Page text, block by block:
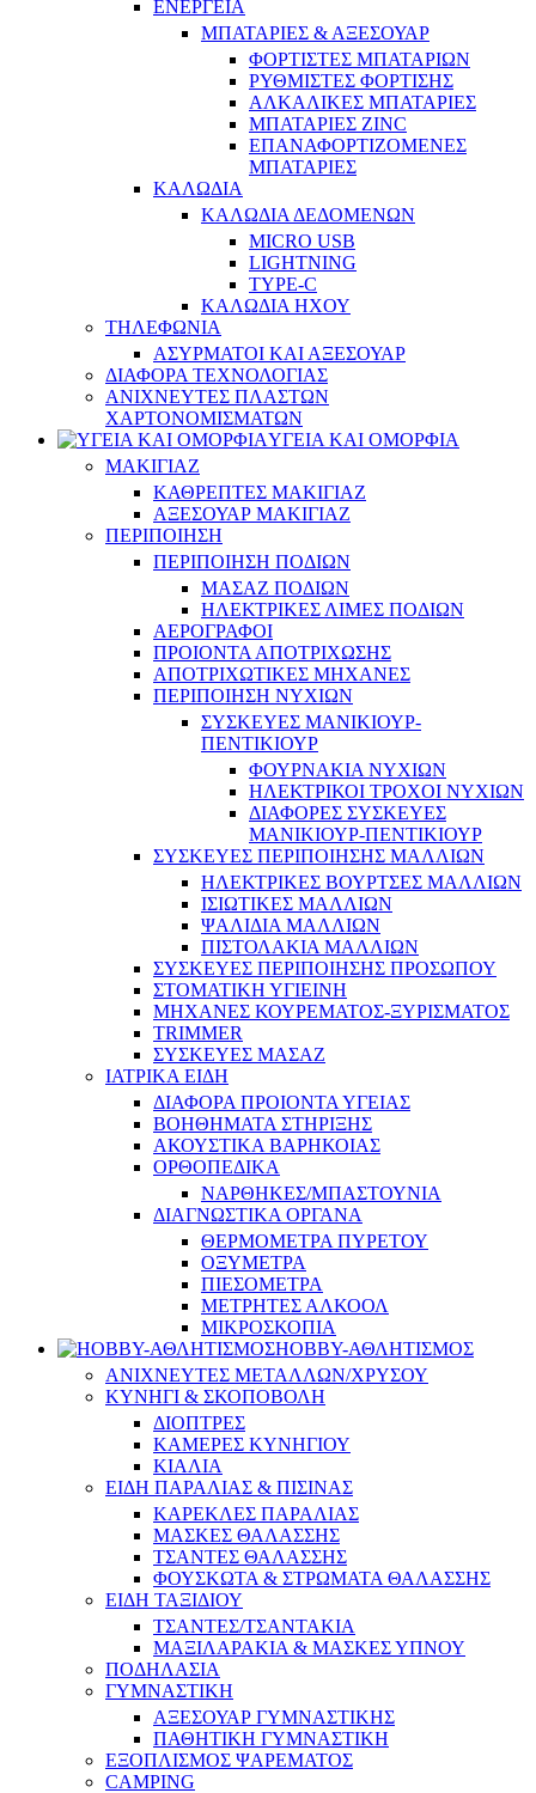
ΕΝΕΡΓΕΙΑ
ΜΠΑΤΑΡΙΕΣ & ΑΞΕΣΟΥΑΡ
ΦΟΡΤΙΣΤΕΣ ΜΠΑΤΑΡΙΩΝ
ΡΥΘΜΙΣΤΕΣ ΦΟΡΤΙΣΗΣ
ΑΛΚΑΛΙΚΕΣ ΜΠΑΤΑΡΙΕΣ
ΜΠΑΤΑΡΙΕΣ ZINC
ΕΠΑΝΑΦΟΡΤΙΖΟΜΕΝΕΣ
ΜΠΑΤΑΡΙΕΣ
ΚΑΛΩΔΙΑ
ΚΑΛΩΔΙΑ ΔΕΔΟΜΕΝΩΝ
MICRO USB
LIGHTNING
TYPE-C
ΚΑΛΩΔΙΑ ΗΧΟΥ
ΤΗΛΕΦΩΝΙΑ
ΑΣΥΡΜΑΤΟΙ ΚΑΙ ΑΞΕΣΟΥΑΡ
ΔΙΑΦΟΡΑ ΤΕΧΝΟΛΟΓΙΑΣ
ΑΝΙΧΝΕΥΤΕΣ ΠΛΑΣΤΩΝ
ΧΑΡΤΟΝΟΜΙΣΜΑΤΩΝ
ΥΓΕΙΑ ΚΑΙ ΟΜΟΡΦΙΑ
ΜΑΚΙΓΙΑΖ
ΚΑΘΡΕΠΤΕΣ ΜΑΚΙΓΙΑΖ
ΑΞΕΣΟΥΑΡ ΜΑΚΙΓΙΑΖ
ΠΕΡΙΠΟΙΗΣΗ
ΠΕΡΙΠΟΙΗΣΗ ΠΟΔΙΩΝ
ΜΑΣΑΖ ΠΟΔΙΩΝ
ΗΛΕΚΤΡΙΚΕΣ ΛΙΜΕΣ ΠΟΔΙΩΝ
ΑΕΡΟΓΡΑΦΟΙ
ΠΡΟΙΟΝΤΑ ΑΠΟΤΡΙΧΩΣΗΣ
ΑΠΟΤΡΙΧΩΤΙΚΕΣ ΜΗΧΑΝΕΣ
ΠΕΡΙΠΟΙΗΣΗ ΝΥΧΙΩΝ
ΣΥΣΚΕΥΕΣ ΜΑΝΙΚΙΟΥΡ-
ΠΕΝΤΙΚΙΟΥΡ
ΦΟΥΡΝΑΚΙΑ ΝΥΧΙΩΝ
ΗΛΕΚΤΡΙΚΟΙ ΤΡΟΧΟΙ ΝΥΧΙΩΝ
ΔΙΑΦΟΡΕΣ ΣΥΣΚΕΥΕΣ
ΜΑΝΙΚΙΟΥΡ-ΠΕΝΤΙΚΙΟΥΡ
ΣΥΣΚΕΥΕΣ ΠΕΡΙΠΟΙΗΣΗΣ ΜΑΛΛΙΩΝ
ΗΛΕΚΤΡΙΚΕΣ ΒΟΥΡΤΣΕΣ ΜΑΛΛΙΩΝ
ΙΣΙΩΤΙΚΕΣ ΜΑΛΛΙΩΝ
ΨΑΛΙΔΙΑ ΜΑΛΛΙΩΝ
ΠΙΣΤΟΛΑΚΙΑ ΜΑΛΛΙΩΝ
ΣΥΣΚΕΥΕΣ ΠΕΡΙΠΟΙΗΣΗΣ ΠΡΟΣΩΠΟΥ
ΣΤΟΜΑΤΙΚΗ ΥΓΙΕΙΝΗ
ΜΗΧΑΝΕΣ ΚΟΥΡΕΜΑΤΟΣ-ΞΥΡΙΣΜΑΤΟΣ
TRIMMER
ΣΥΣΚΕΥΕΣ ΜΑΣΑΖ
ΙΑΤΡΙΚΑ ΕΙΔΗ
ΔΙΑΦΟΡΑ ΠΡΟΙΟΝΤΑ ΥΓΕΙΑΣ
ΒΟΗΘΗΜΑΤΑ ΣΤΗΡΙΞΗΣ
ΑΚΟΥΣΤΙΚΑ ΒΑΡΗΚΟΙΑΣ
ΟΡΘΟΠΕΔΙΚΑ
ΝΑΡΘΗΚΕΣ/ΜΠΑΣΤΟΥΝΙΑ
ΔΙΑΓΝΩΣΤΙΚΑ ΟΡΓΑΝΑ
ΘΕΡΜΟΜΕΤΡΑ ΠΥΡΕΤΟΥ
ΟΞΥΜΕΤΡΑ
ΠΙΕΣΟΜΕΤΡΑ
ΜΕΤΡΗΤΕΣ ΑΛΚΟΟΛ
ΜΙΚΡΟΣΚΟΠΙΑ
HOBBY-ΑΘΛΗΤΙΣΜΟΣ
ΑΝΙΧΝΕΥΤΕΣ ΜΕΤΑΛΛΩΝ/ΧΡΥΣΟΥ
ΚΥΝΗΓΙ & ΣΚΟΠΟΒΟΛΗ
ΔΙΟΠΤΡΕΣ
ΚΑΜΕΡΕΣ ΚΥΝΗΓΙΟΥ
ΚΙΑΛΙΑ
ΕΙΔΗ ΠΑΡΑΛΙΑΣ & ΠΙΣΙΝΑΣ
ΚΑΡΕΚΛΕΣ ΠΑΡΑΛΙΑΣ
ΜΑΣΚΕΣ ΘΑΛΑΣΣΗΣ
ΤΣΑΝΤΕΣ ΘΑΛΑΣΣΗΣ
ΦΟΥΣΚΩΤΑ & ΣΤΡΩΜΑΤΑ ΘΑΛΑΣΣΗΣ
ΕΙΔΗ ΤΑΞΙΔΙΟΥ
ΤΣΑΝΤΕΣ/ΤΣΑΝΤΑΚΙΑ
ΜΑΞΙΛΑΡΑΚΙΑ & ΜΑΣΚΕΣ ΥΠΝΟΥ
ΠΟΔΗΛΑΣΙΑ
ΓΥΜΝΑΣΤΙΚΗ
ΑΞΕΣΟΥΑΡ ΓΥΜΝΑΣΤΙΚΗΣ
ΠΑΘΗΤΙΚΗ ΓΥΜΝΑΣΤΙΚΗ
ΕΞΟΠΛΙΣΜΟΣ ΨΑΡΕΜΑΤΟΣ
CAMPING